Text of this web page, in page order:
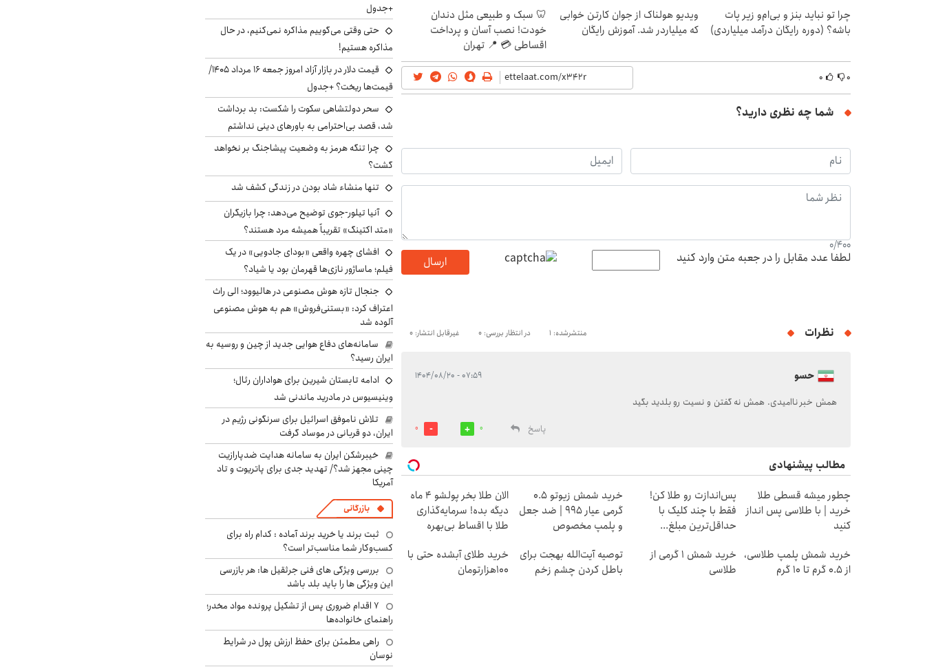
چرا تو نباید بنز و بی‌ام‌و زیر پات
باشه؟ (دوره رایگان درآمد میلیاردی)
ویدیو هولناک از جوان کارتن خوابی
که میلیاردر شد. آموزش رایگان
🦷 سبک و طبیعی مثل دندان
خودت! نصب آسان و پرداخت
اقساطی 💳 📍 تهران
۰ ۰
شما چه نظری دارید؟
0/400
لطفا عدد مقابل را در جعبه متن وارد کنید ارسال
نظرات منتشرشده: 1 در انتظار بررسی: 0 غیرقابل انتشار: 0
حسو ۰۷:۵۹ - ۱۴۰۴/۰۸/۲۰
همش خبر ناامیدی. همش نه گفتن و نسیت رو بلدید بگید
پاسخ
0
0
مطالب پیشنهادی
چطور میشه قسطی طلا
خرید | با طلاسی پس انداز
کنید
پس‌اندازت رو طلا کن!
فقط با چند کلیک با
حداقل‌ترین مبلغ...
خرید شمش زیوتو ۰.۵
گرمی عیار ۹۹۵ | ضد جعل
و پلمپ مخصوص
الان طلا بخر پولشو 4 ماه
دیگه بده! سرمایه‌گذاری
طلا با اقساط بی‌بهره
خرید شمش پلمپ طلاسی،
از ۰.۵ گرم تا ۱۰ گرم
خرید شمش 1 گرمی از
طلاسی
توصیه آیت‌الله بهجت برای
باطل کردن چشم زخم
خرید طلای آبشده حتی با
۱۰۰هزارتومان
+جدول
حتی وقتی می‌گوییم مذاکره نمی‌کنیم، در حال
مذاکره هستیم!
قیمت دلار در بازار آزاد امروز جمعه ۱۶ مرداد ۱۴۰۵/
قیمت‌ها ریخت؟ +جدول
سحر دولتشاهی سکوت را شکست: بد برداشت
شد، قصد بی‌احترامی به باورهای دینی نداشتم
چرا تنگه هرمز به وضعیت پیشاجنگ بر نخواهد
گشت؟
تنها منشاء شاد بودن در زندگی کشف شد
آنیا تیلور-جوی توضیح می‌دهد: چرا بازیگران
«متد اکتینگ» تقریباً همیشه مرد هستند؟
افشای چهره واقعی «بودای جادویی» در یک
فیلم؛ ماساژور نازی‌ها قهرمان بود یا شیاد؟
جنجال تازه هوش مصنوعی در هالیوود؛ الی راث
اعتراف کرد: «بستنی‌فروش» هم به هوش مصنوعی
آلوده شد
سامانه‌های دفاع هوایی جدید از چین و روسیه به
ایران رسید؟
ادامه تابستان شیرین برای هواداران رئال؛
وینیسیوس در مادرید ماندنی شد
تلاش ناموفق اسرائیل برای سرنگونی رژیم در
ایران، دو قربانی در موساد گرفت
خیبرشکن ایران به سامانه هدایت ضدپارازیت
چینی مجهز شد؟/ تهدید جدی برای پاتریوت و تاد
آمریکا
بازرگانی
ثبت برند یا خرید برند آماده : کدام راه برای
کسب‌وکار شما مناسب‌تر است؟
بررسی ویژگی های فنی جرثقیل ها: هر بازرسی
این ویژگی ها را باید بلد باشد
۷ اقدام ضروری پس از تشکیل پرونده مواد مخدر؛
راهنمای خانواده‌ها
راهی مطمئن برای حفظ ارزش پول در شرایط
نوسان